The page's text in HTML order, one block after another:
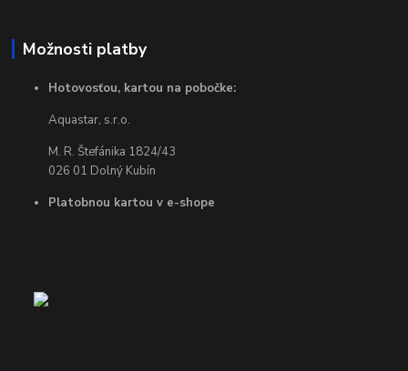
Možnosti platby
Hotovosťou, kartou na pobočke:
Aquastar, s.r.o.
M. R. Štefánika 1824/43
026 01 Dolný Kubín
Platobnou kartou v e-shope